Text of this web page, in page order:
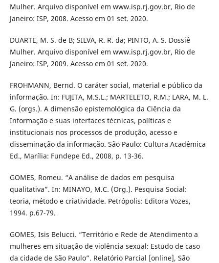
Mulher. Arquivo disponível em www.isp.rj.gov.br, Rio de
Janeiro: ISP, 2008. Acesso em 01 set. 2020.
DUARTE, M. S. de B; SILVA, R. R. da; PINTO, A. S. Dossiê
Mulher. Arquivo disponível em www.isp.rj.gov.br, Rio de
Janeiro: ISP, 2009. Acesso em 01 set. 2020.
FROHMANN, Bernd. O caráter social, material e público da
informação. In: FUJITA, M.S.L.; MARTELETO, R.M.; LARA, M. L.
G. (orgs.). A dimensão epistemológica da Ciência da
Informação e suas interfaces técnicas, políticas e
institucionais nos processos de produção, acesso e
disseminação da informação. São Paulo: Cultura Acadêmica
Ed., Marília: Fundepe Ed., 2008, p. 13-36.
GOMES, Romeu. “A análise de dados em pesquisa
qualitativa”. In: MINAYO, M.C. (Org.). Pesquisa Social:
teoria, método e criatividade. Petrópolis: Editora Vozes,
1994. p.67-79.
GOMES, Isis Belucci. “Território e Rede de Atendimento a
mulheres em situação de violência sexual: Estudo de caso
da cidade de São Paulo”. Relatório Parcial [online], São